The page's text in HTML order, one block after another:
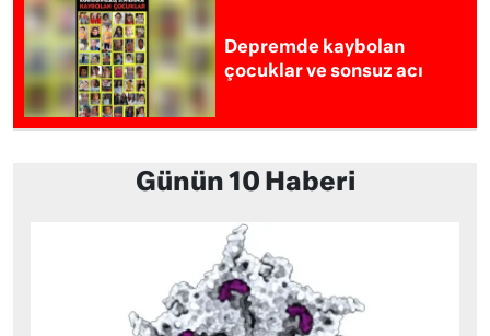
Depremde kaybolan
çocuklar ve sonsuz acı
Günün 10 Haberi